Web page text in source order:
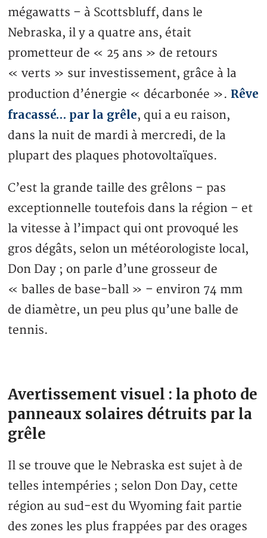
mégawatts – à Scottsbluff, dans le
Nebraska, il y a quatre ans, était
prometteur de « 25 ans » de retours
« verts » sur investissement, grâce à la
production d’énergie « décarbonée ». Rêve
fracassé… par la grêle, qui a eu raison,
dans la nuit de mardi à mercredi, de la
plupart des plaques photovoltaïques.
C’est la grande taille des grêlons – pas
exceptionnelle toutefois dans la région – et
la vitesse à l’impact qui ont provoqué les
gros dégâts, selon un météorologiste local,
Don Day ; on parle d’une grosseur de
« balles de base-ball » – environ 74 mm
de diamètre, un peu plus qu’une balle de
tennis.
Avertissement visuel : la photo de
panneaux solaires détruits par la
grêle
Il se trouve que le Nebraska est sujet à de
telles intempéries ; selon Don Day, cette
région au sud-est du Wyoming fait partie
des zones les plus frappées par des orages